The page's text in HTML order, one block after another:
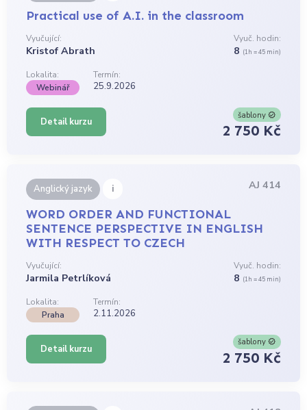
Practical use of A.I. in the classroom
Vyučující:
Kristof Abrath
Vyuč. hodin:
8 (1h = 45 min)
Lokalita:
Termín:
Webinář
25.9.2026
Detail kurzu
šablony
2 750 Kč
Anglický jazyk i AJ 414
WORD ORDER AND FUNCTIONAL
SENTENCE PERSPECTIVE IN ENGLISH
WITH RESPECT TO CZECH
Vyučující:
Jarmila Petrlíková
Vyuč. hodin:
8 (1h = 45 min)
Lokalita:
Termín:
Praha
2.11.2026
Detail kurzu
šablony
2 750 Kč